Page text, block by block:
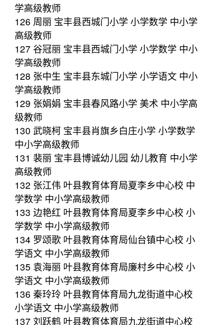
学高级教师
126 周丽 宝丰县西城门小学 小学数学 中小学
高级教师
127 谷冠丽 宝丰县西城门小学 小学数学 中小
学高级教师
128 张中生 宝丰县东城门小学 小学语文 中小
学高级教师
129 张娟娟 宝丰县春风路小学 美术 中小学高
级教师
130 武晓柯 宝丰县肖旗乡白庄小学 小学数学
中小学高级教师
131 裴丽 宝丰县博诚幼儿园 幼儿教育 中小学
高级教师
132 张江伟 叶县教育体育局夏李乡中心校 中
学数学 中小学高级教师
133 边艳红 叶县教育体育局夏李乡中心校 小
学数学 中小学高级教师
134 罗颂歌 叶县教育体育局仙台镇中心校 小
学语文 中小学高级教师
135 袁海丽 叶县教育体育局廉村乡中心校 小
学语文 中小学高级教师
136 秦玲玲 叶县教育体育局九龙街道中心校
小学语文 中小学高级教师
137 刘跃鹤 叶县教育体育局九龙街道中心校